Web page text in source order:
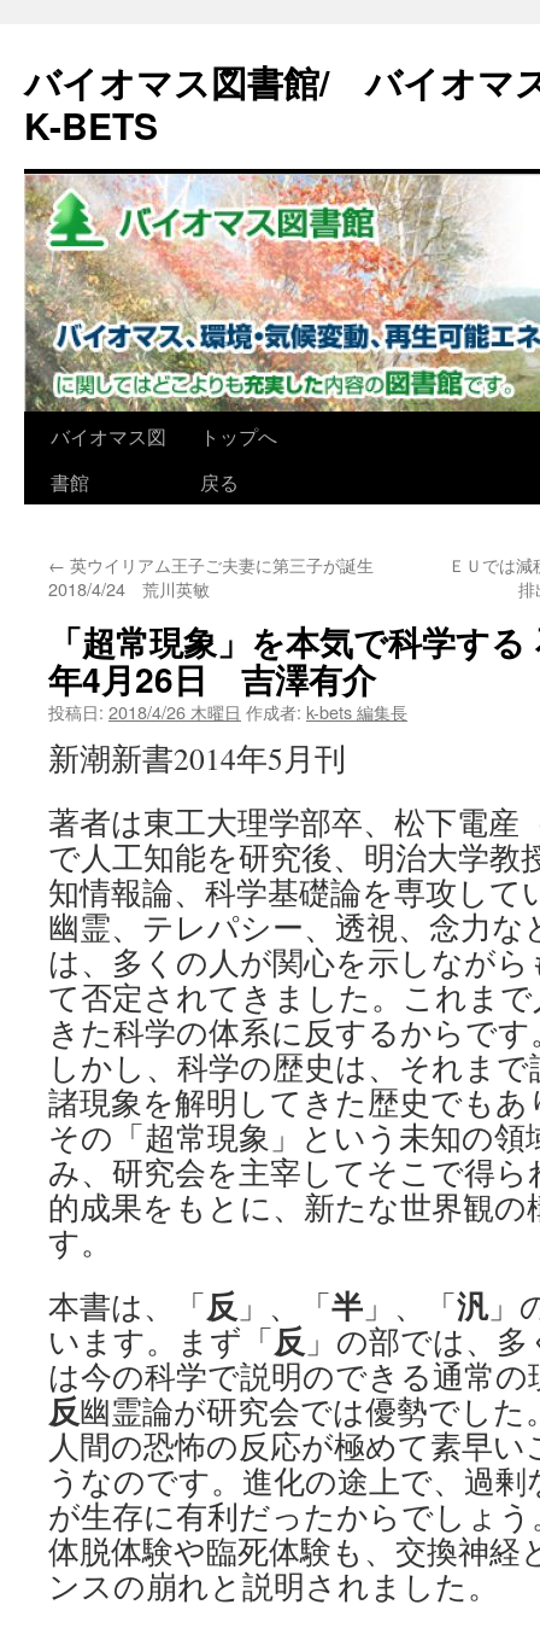
バイオマス図書館/ バイオマ
K-BETS
ン
ン
ス
キ
プ
バイオマス図
書館
トップへ
戻る
← 英ウイリアム王子ご夫妻に第三子が誕生
2018/4/24 荒川英敏
ＥＵでは
「超常現象」を本気で科学す
年4月26日 吉澤有介
投稿日: 2018/4/26 木曜日 作成者: k-bets 編集長
新潮新書2014年5月刊
著者は東工大理学部卒、松下電産
で人工知能を研究後、明治大学教
知情報論、科学基礎論を専攻して
幽霊、テレパシー、透視、念力な
は、多くの人が関心を示しなが
て否定されてきました。これま
きた科学の体系に反するからです
しかし、科学の歴史は、それま
諸現象を解明してきた歴史でも
その「超常現象」という未知の領
み、研究会を主宰してそこで得
的成果をもとに、新たな世界観
す。
本書は、「反 」、「半 」、「汎」
います。まず「反 」の部では、
は今の科学で説明のできる通常
反幽霊論が研究会では優勢でし
人間の恐怖の反応が極めて素早
うなのです。進化の途上で、過
が生存に有利だったからでしょ
体脱体験や臨死体験も、交換神経
ンスの崩れと説明されました。